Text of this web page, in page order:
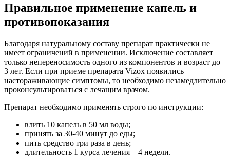
Правильное применение капель и
противопоказания
Благодаря натуральному составу препарат практически не
имеет ограничений в применении. Исключение составляет
только непереносимость одного из компонентов и возраст до
3 лет. Если при приеме препарата Vizox появились
настораживающие симптомы, то необходимо незамедлительно
проконсультироваться с лечащим врачом.
Препарат необходимо применять строго по инструкции:
влить 10 капель в 50 мл воды;
принять за 30-40 минут до еды;
пить средство три раза в день;
длительность 1 курса лечения – 4 недели.